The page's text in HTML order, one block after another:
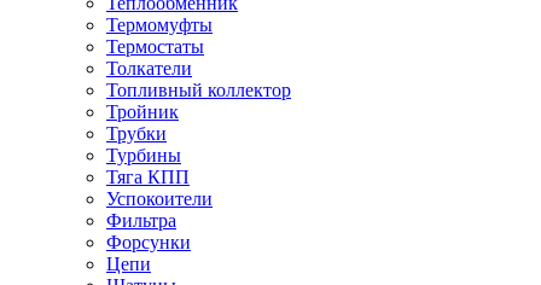
Термомуфты
Термостаты
Толкатели
Топливный коллектор
Тройник
Трубки
Турбины
Тяга КПП
Успокоители
Фильтра
Форсунки
Цепи